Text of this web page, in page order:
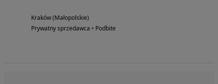
Kraków (Małopolskie)
Prywatny sprzedawca • Podbite